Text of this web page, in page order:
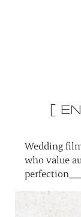
[
Wedding
who value